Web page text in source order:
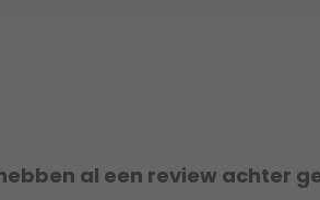
al een review achter